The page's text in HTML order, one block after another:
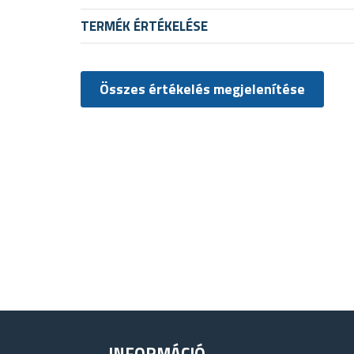
TERMÉK ÉRTÉKELÉSE
Összes értékelés megjelenítése